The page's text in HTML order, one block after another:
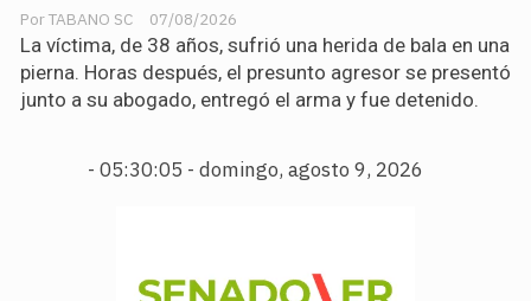
TABANO SC 07/08/2026
La víctima, de 38 años, sufrió una herida de bala en una
pierna. Horas después, el presunto agresor se presentó
junto a su abogado, entregó el arma y fue detenido.
- 05:30:06 - domingo, agosto 9, 2026